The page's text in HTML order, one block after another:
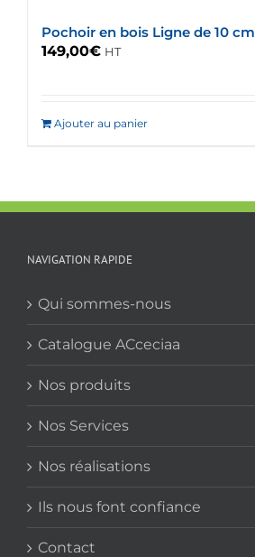
produit
Pochoir en bois Ligne de 10 cm
149,00€ HT
Ajouter au panier
NAVIGATION RAPIDE
Qui sommes-nous
Catalogue ACceciaa
Nos produits
Nos Services
Nos réalisations
Ils nous font confiance
Contact